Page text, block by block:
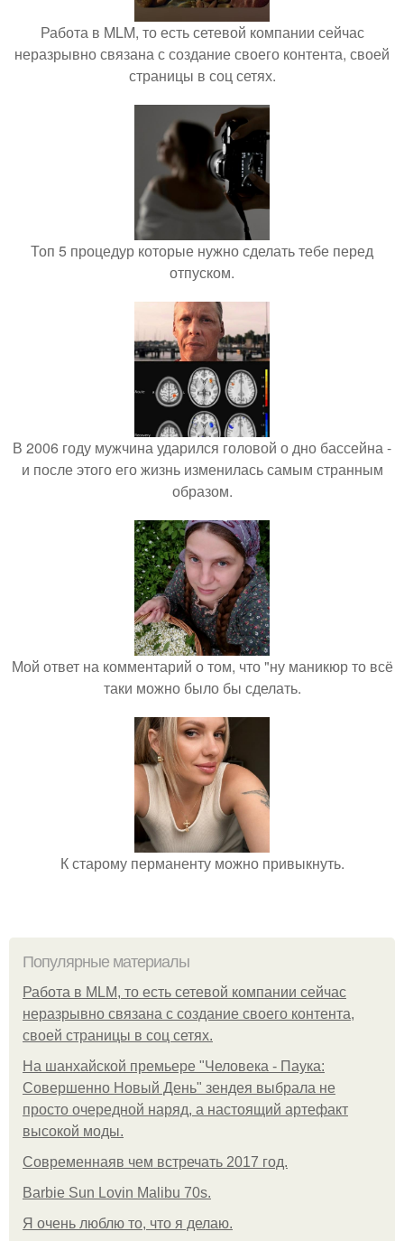
Работа в MLM, то есть сетевой компании сейчас
неразрывно связана с создание своего контента, своей
страницы в соц сетях.
Топ 5 процедур которые нужно сделать тебе перед
отпуском.
В 2006 году мужчина ударился головой о дно бассейна -
и после этого его жизнь изменилась самым странным
образом.
Мой ответ на комментарий о том, что "ну маникюр то всё
таки можно было бы сделать.
К старому перманенту можно привыкнуть.
Популярные материалы
Работа в MLM, то есть сетевой компании сейчас
неразрывно связана с создание своего контента,
своей страницы в соц сетях.
На шанхайской премьере "Человека - Паука:
Совершенно Новый День" зендея выбрала не
просто очередной наряд, а настоящий артефакт
высокой моды.
Современнаяв чем встречать 2017 год.
Barbie Sun Lovin Malibu 70s.
Я очень люблю то, что я делаю.